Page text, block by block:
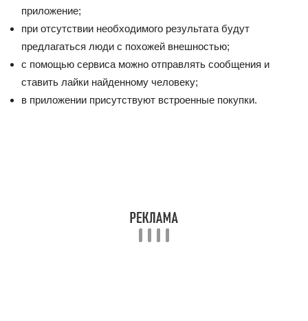
приложение;
при отсутствии необходимого результата будут
предлагаться люди с похожей внешностью;
с помощью сервиса можно отправлять сообщения и
ставить лайки найденному человеку;
в приложении присутствуют встроенные покупки.